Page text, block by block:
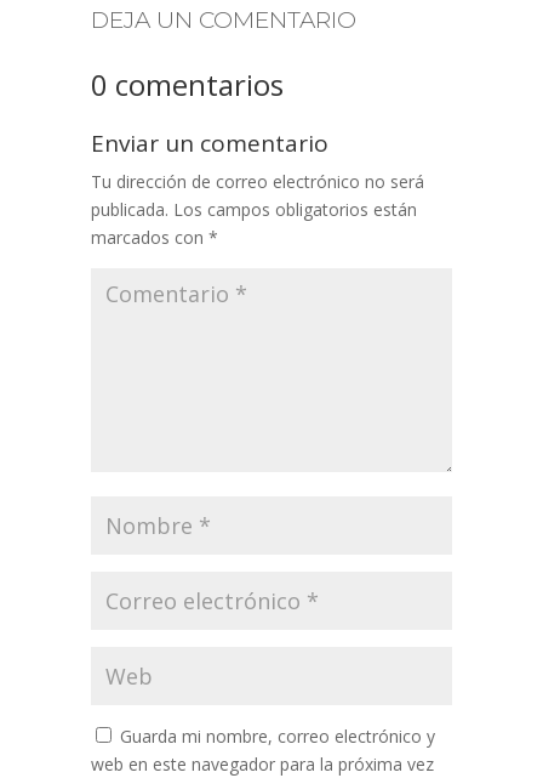
DEJA UN COMENTARIO
0 comentarios
Enviar un comentario
Tu dirección de correo electrónico no será
publicada. Los campos obligatorios están
marcados con *
Guarda mi nombre, correo electrónico y
web en este navegador para la próxima vez